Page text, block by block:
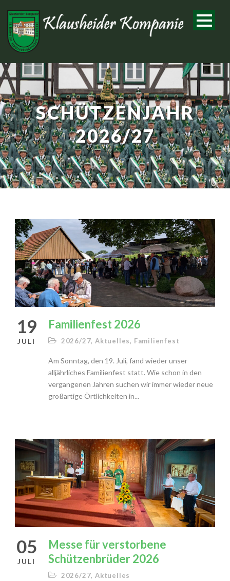
SCHÜTZENJAHR
2026/27
19
JULI
Familienfest 2026
2026/27, Aktuelles, Familienfest
Am Sonntag, den 19. Juli, fand wieder unser
alljährliches Familienfest statt. Wie schon in den
vergangenen Jahren suchen wir immer wieder neue
großartige Örtlichkeiten in...
05
JULI
Messe für verstorbene
Schützenbrüder 2026
2026/27, Aktuelles